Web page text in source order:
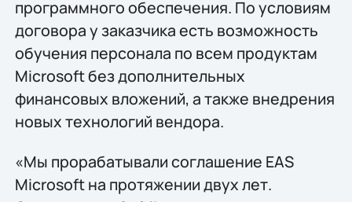
программного обеспечения. По условиям
договора у заказчика есть возможность
обучения персонала по всем продуктам
Microsoft без дополнительных
финансовых вложений, а также внедрения
новых технологий вендора.
«Мы прорабатывали соглашение EAS
Microsoft на протяжении двух лет.